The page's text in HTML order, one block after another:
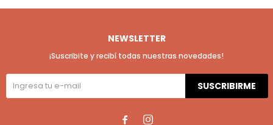
NEWSLETTER
¡Suscribite y recibí todas nuestras novedades!
SUSCRIBIRME
 